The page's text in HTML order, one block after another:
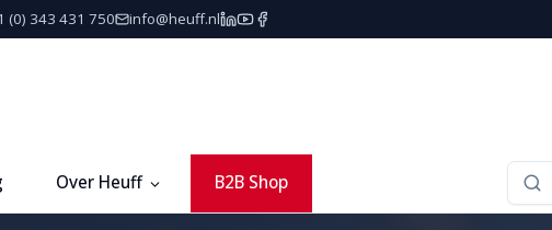
(0) 343 431 750 info@heuff.nl
Over Heuff B2B Shop